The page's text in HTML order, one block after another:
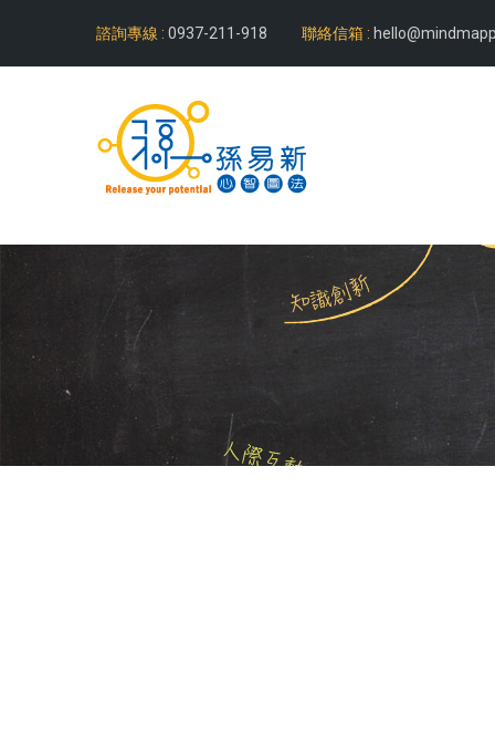
諮詢專線 : 0937-211-918 聯絡信箱 :